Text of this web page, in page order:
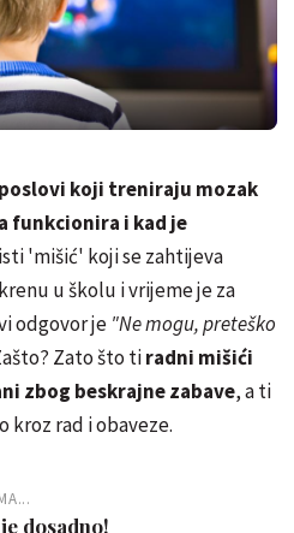
koji treniraju mozak
funkcionira i kad je
'mišić' koji se zahtijeva
u školu i vrijeme je za
odgovor je "Ne mogu, preteško
Zato što tiradni mišići
zbog beskrajne zabave, a ti
kroz rad i obaveze.
dosadno!